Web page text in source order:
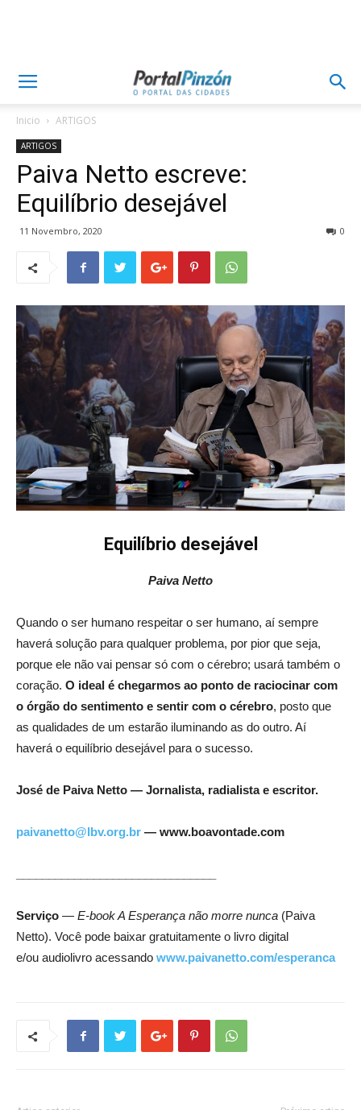
Inicio ARTIGOS
ARTIGOS
Paiva Netto escreve:
Equilíbrio desejável
11 Novembro, 2020 0
Equilíbrio desejável
Paiva Netto
Quando o ser humano respeitar o ser humano, aí sempre
haverá solução para qualquer problema, por pior que seja,
porque ele não vai pensar só com o cérebro; usará também o
coração. O ideal é chegarmos ao ponto de raciocinar com
o órgão do sentimento e sentir com o cérebro, posto que
as qualidades de um estarão iluminando as do outro. Aí
haverá o equilíbrio desejável para o sucesso.
José de Paiva Netto ― Jornalista, radialista e escritor.
paivanetto@lbv.org.br — www.boavontade.com
Serviço — E-book A Esperança não morre nunca (Paiva
Netto). Você pode baixar gratuitamente o livro digital
e/ou audiolivro acessando www.paivanetto.com/esperanca